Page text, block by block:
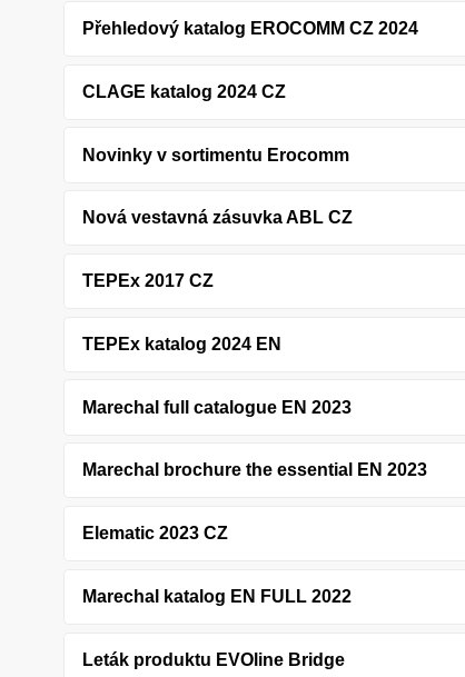
Přehledový katalog EROCOMM CZ 2024
CLAGE katalog 2024 CZ
Novinky v sortimentu Erocomm
Nová vestavná zásuvka ABL CZ
TEPEx 2017 CZ
TEPEx katalog 2024 EN
Marechal full catalogue EN 2023
Marechal brochure the essential EN 2023
Elematic 2023 CZ
Marechal katalog EN FULL 2022
Leták produktu EVOline Bridge